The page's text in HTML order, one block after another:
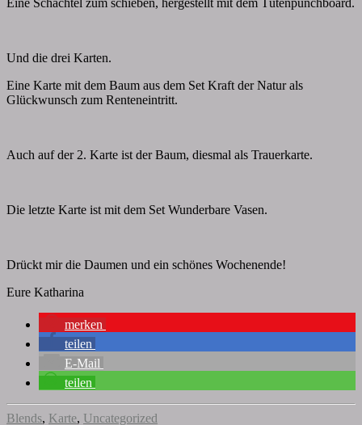
Eine Schachtel zum schieben, hergestellt mit dem Tütenpunchboard.
Und die drei Karten.
Eine Karte mit dem Baum aus dem Set Kraft der Natur als
Glückwunsch zum Renteneintritt.
Auch auf der 2. Karte ist der Baum, diesmal als Trauerkarte.
Die letzte Karte ist mit dem Set Wunderbare Vasen.
Drückt mir die Daumen und ein schönes Wochenende!
Eure Katharina
merken
teilen
E-Mail
teilen
Blends, Karte, Uncategorized